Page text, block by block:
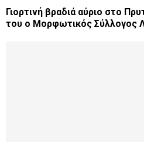
Γιορτινή βραδιά αύριο στο
του ο Μορφωτικός Σύλλογος